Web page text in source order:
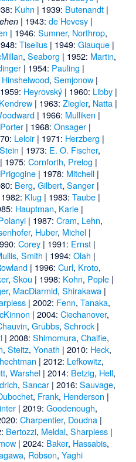
Kuhn | 1939: Butenandt |
| 1943: de Hevesy|
| 1946: Sumner, Northrop,
Tiselius | 1949: Giauque |
, Seaborg | 1952: Martin,
| 1954: Pauling |
Hinshelwood, Semjonow|
Heyrovský| 1960: Libby|
Kendrew| 1963: Ziegler, Natta|
| 1966: Mulliken |
Porter | 1968: Onsager |
Leloir | 1971: Herzberg |
Stein | 1973: E. O. Fischer,
1975: Cornforth, Prelog |
Prigogine | 1978: Mitchell |
Berg, Gilbert, Sanger|
Klug | 1983: Taube|
Hauptman, Karle|
| 1987: Cram, Lehn,
, Huber, Michel|
Corey | 1991: Ernst |
, Smith | 1994: Olah |
| 1996: Curl, Kroto,
, Skou | 1998: Kohn, Pople|
, MacDiarmid, Shirakawa |
| 2002: Fenn, Tanaka,
| 2004: Ciechanover,
, Grubbs, Schrock|
| 2008: Shimomura, Chalfie,
, Steitz, Yonath | 2010: Heck,
| 2012: Lefkowitz,
, Warshel | 2014: Betzig, Hell,
, Sancar | 2016: Sauvage,
, Frank, Henderson |
| 2019: Goodenough,
Charpentier, Doudna|
Bertozzi, Meldal, Sharpless |
| 2024: Baker, Hassabis,
, Robson, Yaghi